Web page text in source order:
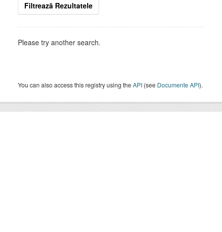
Filtrează Rezultatele
Please try another search.
You can also access this registry using theAPI (see Documente API).